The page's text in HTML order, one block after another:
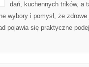
dań, kuchennych trików, a
wybory i pomysł, że
pojawia się praktyczne